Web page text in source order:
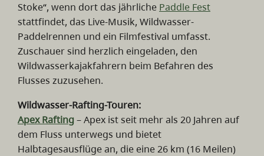
Stoke“, wenn dort das jährliche Paddle Fest
stattfindet, das Live-Musik, Wildwasser-
Paddelrennen und ein Filmfestival umfasst.
Zuschauer sind herzlich eingeladen, den
Wildwasserkajakfahrern beim Befahren des
Flusses zuzusehen.
Wildwasser-Rafting-Touren:
Apex Rafting – Apex ist seit mehr als 20 Jahren auf
dem Fluss unterwegs und bietet
Halbtagesausflüge an, die eine 26 km (16 Meilen)